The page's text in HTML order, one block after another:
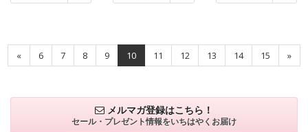
« 6 7 8 9 10 11 12 13 14 15 »
メルマガ登録はこちら！
セール・プレゼント情報をいちはやくお届け